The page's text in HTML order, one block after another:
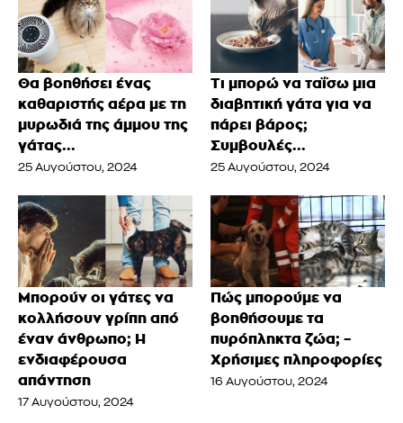
Θα βοηθήσει ένας
καθαριστής αέρα με τη
μυρωδιά της άμμου της
γάτας...
25 Αυγούστου, 2024
Τι μπορώ να ταΐσω μια
διαβητική γάτα για να
πάρει βάρος;
Συμβουλές...
25 Αυγούστου, 2024
Μπορούν οι γάτες να
κολλήσουν γρίπη από
έναν άνθρωπο; Η
ενδιαφέρουσα
απάντηση
17 Αυγούστου, 2024
Πώς μπορούμε να
βοηθήσουμε τα
πυρόπληκτα ζώα; –
Χρήσιμες πληροφορίες
16 Αυγούστου, 2024